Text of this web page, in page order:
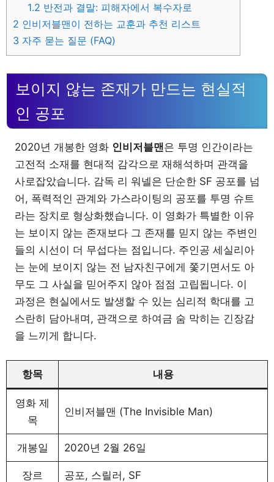
1.2 반전과 결말: 피해자에서 복수자로
2 인비저블맨이 전하는 교훈과 추천 리스트
3 자주 묻는 질문 (FAQ)
보이지 않는 존재가 만드는 현실적
인 공포
2020년 개봉한 영화 인비저블맨은 투명 인간이라는
고전적 소재를 현대적 감각으로 재해석하며 관객을
사로잡았습니다. 감독 리 워넬은 단순한 SF 공포를 넘
어, 폭력적인 관계와 가스라이팅의 공포를 투명 슈트
라는 장치로 형상화했습니다. 이 영화가 특별한 이유
는 보이지 않는 존재보다 그 존재를 믿지 않는 주변인
들의 시선이 더 무섭다는 점입니다. 주인공 세실리아
는 눈에 보이지 않는 전 남자친구에게 쫓기면서도 아
무도 그 사실을 믿어주지 않아 점점 고립됩니다. 이
과정은 현실에서도 발생할 수 있는 심리적 학대를 고
스란히 담아내며, 관객으로 하여금 숨 막히는 긴장감
을 느끼게 합니다.
항목 내용
영화 제
목
인비저블맨 (The Invisible Man)
개봉일 2020년 2월 26일
장르 공포, 스릴러, SF